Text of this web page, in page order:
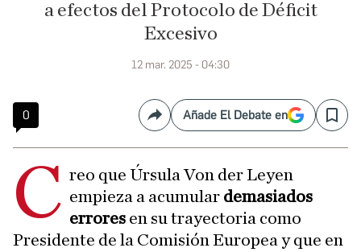
a efectos del Protocolo de Déficit
Excesivo
12 mar. 2025 - 04:30
0 CompartirAñade El Debate en Save
C reo que Úrsula Von der Leyen
empieza a acumular demasiados
errores en su trayectoria como
Presidente de la Comisión Europea y que en